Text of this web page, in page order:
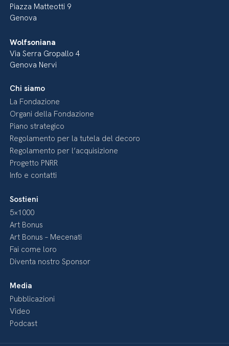
Piazza Matteotti 9
Genova
Wolfsoniana
Via Serra Gropallo 4
Genova Nervi
Chi siamo
La Fondazione
Organi della Fondazione
Piano strategico
Regolamento per la tutela del decoro
Regolamento per l’acquisizione
Progetto PNRR
Info e contatti
Sostieni
5×1000
Art Bonus
Art Bonus – Mecenati
Fai come loro
Diventa nostro Sponsor
Media
Pubblicazioni
Video
Podcast